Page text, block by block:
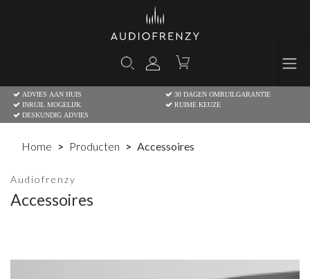
ADVIES AAN HUIS
30 DAGEN OMRUILGARANTIE
INRUIL MOGELIJK
RUIME KEUZE
DESKUNDIG ADVIES
Home Producten Accessoires
Audiofrenzy
Accessoires